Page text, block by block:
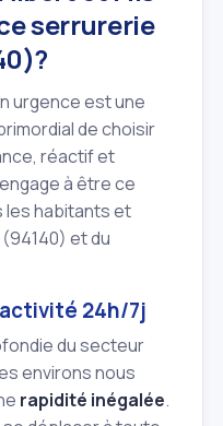
serrurerie
urgence est une
de choisir
réactif et
à être ce
les habitants et
et du
24h/7j
du secteur
environs nous
rapidité inégalée.